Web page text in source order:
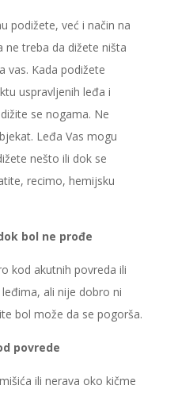
podižete, već i način na
ne treba da dižete ništa
vas. Kada podižete
uspravljenih leđa i
se nogama. Ne
Leđa Vas mogu
nešto ili dok se
recimo, hemijsku
bol ne prođe
kod akutnih povreda ili
ali nije dobro ni
bol može da se pogorša.
povrede
ili nerava oko kičme